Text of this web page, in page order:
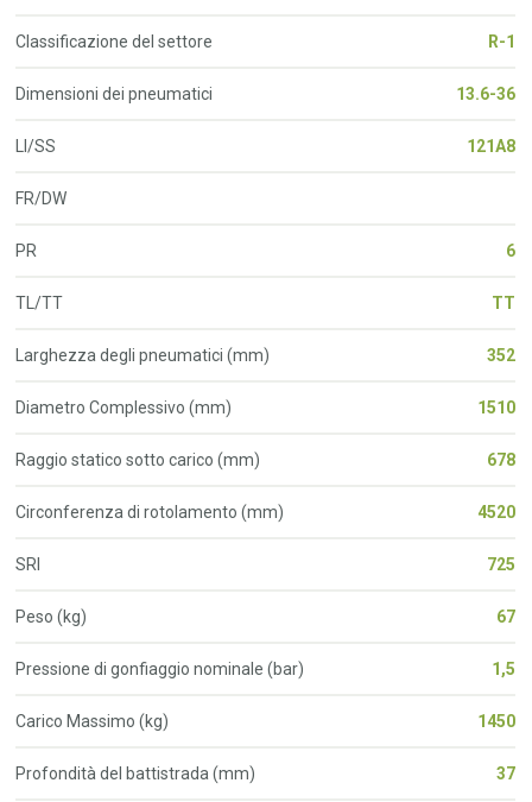
Classificazione del settore R-1
Dimensioni dei pneumatici 13.6-36
LI/SS 121A8
FR/DW
PR 6
TL/TT TT
Larghezza degli pneumatici (mm) 352
Diametro Complessivo (mm) 1510
Raggio statico sotto carico (mm) 678
Circonferenza di rotolamento (mm) 4520
SRI 725
Peso (kg) 67
Pressione di gonfiaggio nominale (bar) 1,5
Carico Massimo (kg) 1450
Profondità del battistrada (mm) 37